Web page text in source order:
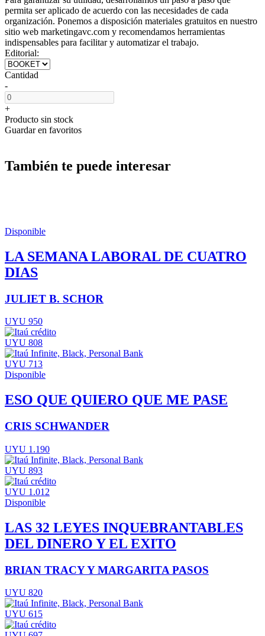
permita ser aplicado de acuerdo con las necesidades de cada
organización. Ponemos a disposición materiales gratuitos en nuestro
sitio web marketingavc.com y recomendamos herramientas
indispensables para facilitar y automatizar el trabajo.
Editorial:
Cantidad
-
+
Producto sin stock
Guardar en favoritos
También te puede interesar
Disponible
LA SEMANA LABORAL DE CUATRO
DIAS
JULIET B. SCHOR
UYU 950
UYU 808
UYU 713
Disponible
ESO QUE QUIERO QUE ME PASE
CRIS SCHWANDER
UYU 1.190
UYU 893
UYU 1.012
Disponible
LAS 32 LEYES INQUEBRANTABLES
DEL DINERO Y EL EXITO
BRIAN TRACY Y MARGARITA PASOS
UYU 820
UYU 615